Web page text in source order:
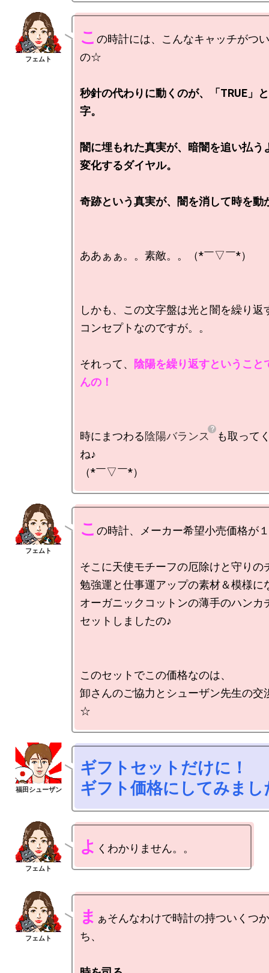
こ の時計には、こんなキャッチがつ
の☆
秒針の代わりに動くのが、「TRUE」
字。
闇に埋もれた真実が、暗闇を追い払う
変化するダイヤル。
奇跡という真実が、闇を消して時を動
ああぁぁ。。素敵。。（*￣▽￣*）
しかも、この文字盤は光と闇を繰り返
コンセプトなのですが。。
それって、 陰陽を繰り返すということ
んの！
時にまつわる陰陽バランス
も取って
ね♪
こ の時計、メーカー希望小売価格が
そこに天使モチーフの厄除けと守りの
勉強運と仕事運アップの素材＆模様に
オーガニックコットンの薄手のハンカ
セットしましたの♪
このセットでこの価格なのは、
卸さんのご協力とシューザン先生の交
ギフトセットだけに！
ギフト価格にしてみま
よ
ま ぁそんなわけで時計の持ついくつ
ち、